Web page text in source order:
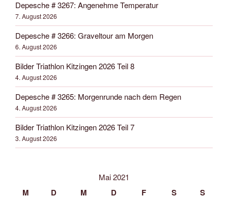
Depesche # 3267: Angenehme Temperatur
7. August 2026
Depesche # 3266: Graveltour am Morgen
6. August 2026
Bilder Triathlon Kitzingen 2026 Teil 8
4. August 2026
Depesche # 3265: Morgenrunde nach dem Regen
4. August 2026
Bilder Triathlon Kitzingen 2026 Teil 7
3. August 2026
Mai 2021
M D M D F S S